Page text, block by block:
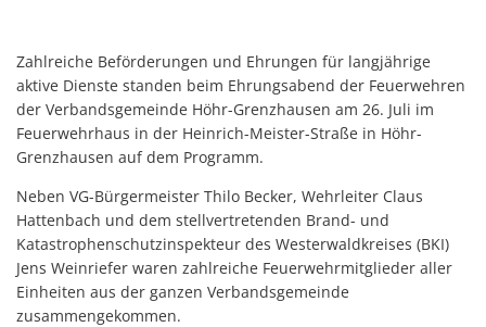
Zahlreiche Beförderungen und Ehrungen für langjährige
aktive Dienste standen beim Ehrungsabend der Feuerwehren
der Verbandsgemeinde Höhr-Grenzhausen am 26. Juli im
Feuerwehrhaus in der Heinrich-Meister-Straße in Höhr-
Grenzhausen auf dem Programm.
Neben VG-Bürgermeister Thilo Becker, Wehrleiter Claus
Hattenbach und dem stellvertretenden Brand- und
Katastrophenschutzinspekteur des Westerwaldkreises (BKI)
Jens Weinriefer waren zahlreiche Feuerwehrmitglieder aller
Einheiten aus der ganzen Verbandsgemeinde
zusammengekommen.